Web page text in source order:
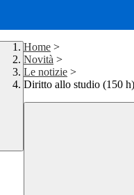
Home >
Novità >
Le notizie >
Diritto allo studio (150